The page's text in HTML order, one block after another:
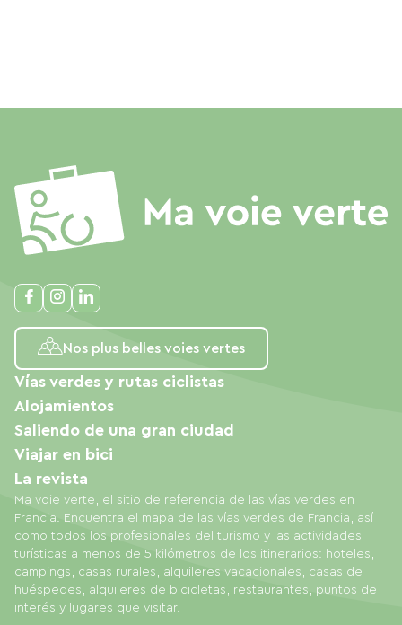
Nos plus belles voies vertes
Ma voie verte, el sitio de referencia de las vías verdes en
Francia. Encuentra el mapa de las vías verdes de Francia, así
como todos los profesionales del turismo y las actividades
turísticas a menos de 5 kilómetros de los itinerarios: hoteles,
campings, casas rurales, alquileres vacacionales, casas de
huéspedes, alquileres de bicicletas, restaurantes, puntos de
interés y lugares que visitar.
Vías verdes y rutas ciclistas
Alojamientos
Saliendo de una gran ciudad
Viajar en bici
La revista